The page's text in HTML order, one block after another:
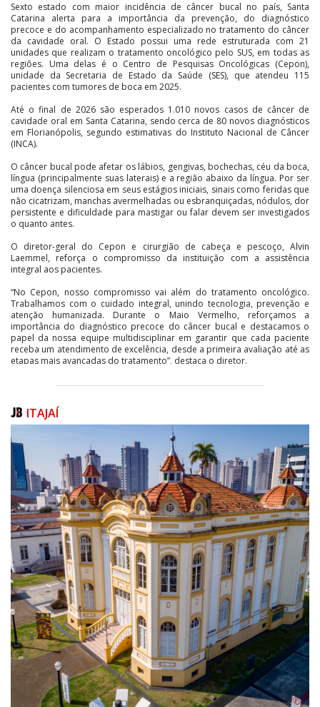
Sexto estado com maior incidência de câncer bucal no país, Santa
Catarina alerta para a importância da prevenção, do diagnóstico
precoce e do acompanhamento especializado no tratamento do câncer
da cavidade oral. O Estado possui uma rede estruturada com 21
unidades que realizam o tratamento oncológico pelo SUS, em todas as
regiões. Uma delas é o Centro de Pesquisas Oncológicas (Cepon),
unidade da Secretaria de Estado da Saúde (SES), que atendeu 115
pacientes com tumores de boca em 2025.
Até o final de 2026 são esperados 1.010 novos casos de câncer de
cavidade oral em Santa Catarina, sendo cerca de 80 novos diagnósticos
em Florianópolis, segundo estimativas do Instituto Nacional de Câncer
(INCA).
O câncer bucal pode afetar os lábios, gengivas, bochechas, céu da boca,
língua (principalmente suas laterais) e a região abaixo da língua. Por ser
uma doença silenciosa em seus estágios iniciais, sinais como feridas que
não cicatrizam, manchas avermelhadas ou esbranquiçadas, nódulos, dor
persistente e dificuldade para mastigar ou falar devem ser investigados
o quanto antes.
O diretor-geral do Cepon e cirurgião de cabeça e pescoço, Alvin
Laemmel, reforça o compromisso da instituição com a assistência
integral aos pacientes.
“No Cepon, nosso compromisso vai além do tratamento oncológico.
Trabalhamos com o cuidado integral, unindo tecnologia, prevenção e
atenção humanizada. Durante o Maio Vermelho, reforçamos a
importância do diagnóstico precoce do câncer bucal e destacamos o
papel da nossa equipe multidisciplinar em garantir que cada paciente
receba um atendimento de excelência, desde a primeira avaliação até as
etapas mais avançadas do tratamento”, destaca o diretor.
O médico explica ainda que o diagnóstico precoce aumenta
lesão suspeita, o primeiro passo é a realização de uma biópsia. Com a
confirmação do diagnóstico, o paciente encaminhado ao Cepon passa
por uma avaliação da equipe de Cabeça e Pescoço, que analisa a
localização do tumor, suas características e dimensões, realizando o
estadiamento clínico da doença. A partir dessa avaliação, definimos a
abordagem terapêutica mais adequada para cada caso”, explica.
Odontologia
A atenção odontológica também é parte essencial da assistência
oncológica. A dentista do Cepon, Mariana Minamisako, destaca a
importância da avaliação minuciosa das condições de higiene e da
saúde bucal antes do início do tratamento contra o câncer.
“O ideal é que todos os pacientes com câncer realizem uma adequação
bucal antes de iniciar o tratamento, para evitar mucosite oral, que são
feridas na boca decorrentes da radioterapia, além de infecções
secundárias causadas por fungos, bactérias e vírus. O paciente com
câncer de boca, principalmente, precisa estar sem focos de infecção
oral, como cáries, para evitar complicações”, ressalta.
O Cepon também é destaque na formação de novos profissionais pelo
SUS. “Recebemos residentes de Odontologia em Saúde da Família,
contribuindo para a formação prática desses profissionais na área da
oncologia. Essa vivência permite que os residentes compreendam, na
prática, como atuar no cuidado odontológico ao paciente oncológico,
fortalecendo o ensino e a qualificação da assistência pública em saúde”,
afirma Mariana.
ITAJAÍ